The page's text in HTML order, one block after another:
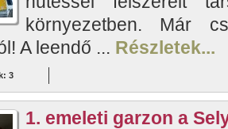
környezetben. Már
A leendő ... Részletek...
3
1. emeleti garzon a